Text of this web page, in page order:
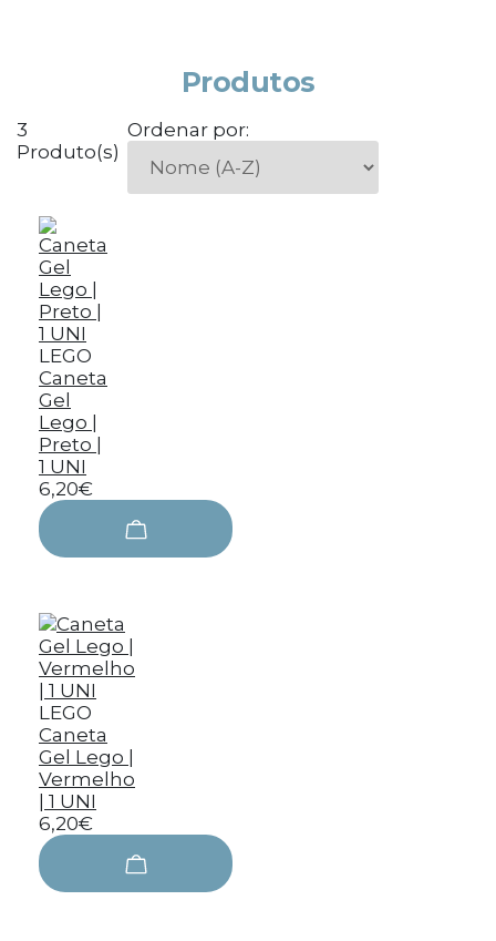
Produtos
3
Produto(s)
Ordenar por:
LEGO
Caneta
Gel
Lego |
Preto |
1 UNI
6,20€
LEGO
Caneta
Gel Lego |
Vermelho
| 1 UNI
6,20€